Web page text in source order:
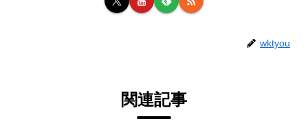
wktyou
関連記事